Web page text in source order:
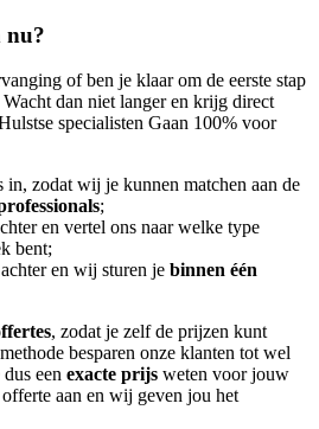
nu?
of ben je klaar om de eerste stap
dan niet langer en krijg direct
specialisten Gaan 100% voor
in, zodat wij je kunnen matchen aan de
;
en vertel ons naar welke type
bent;
en wij sturen je binnen één
, zodat je zelf de prijzen kunt
besparen onze klanten tot wel
een exacte prijs weten voor jouw
aan en wij geven jou het